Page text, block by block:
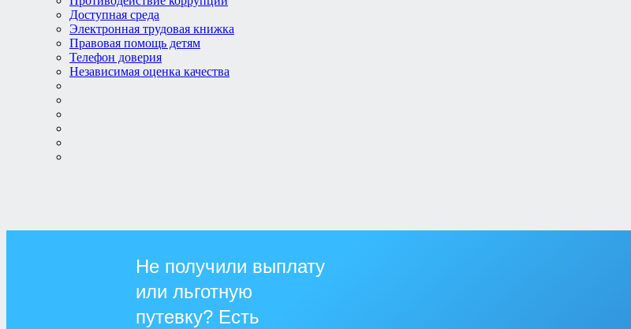
Доступная среда
Электронная трудовая книжка
Правовая помощь детям
Телефон доверия
Независимая оценка качества
Не получили выплату
или льготную
путевку? Есть